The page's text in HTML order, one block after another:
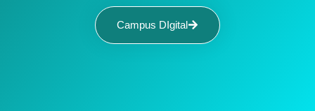
Campus DIgital